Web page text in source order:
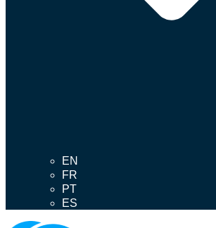
EN
FR
PT
ES